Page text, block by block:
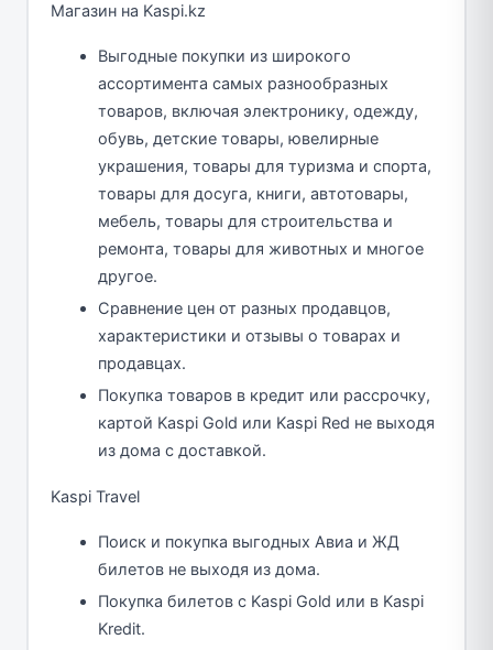
Магазин на Kaspi.kz
Выгодные покупки из широкого
ассортимента самых разнообразных
товаров, включая электронику, одежду,
обувь, детские товары, ювелирные
украшения, товары для туризма и спорта,
товары для досуга, книги, автотовары,
мебель, товары для строительства и
ремонта, товары для животных и многое
другое.
Сравнение цен от разных продавцов,
характеристики и отзывы о товарах и
продавцах.
Покупка товаров в кредит или рассрочку,
картой Kaspi Gold или Kaspi Red не выходя
из дома с доставкой.
Kaspi Travel
Поиск и покупка выгодных Авиа и ЖД
билетов не выходя из дома.
Покупка билетов с Kaspi Gold или в Kaspi
Kredit.